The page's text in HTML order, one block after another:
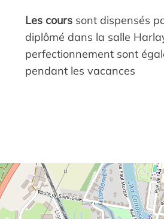
Les courssont dispensés
diplômé dans la salle
perfectionnement sont
pendant les vacances